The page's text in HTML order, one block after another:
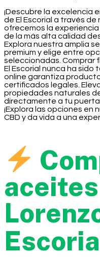
¡Descubre la excelencia
de El Escorial a través
ofrecemos la experiencia
de la más alta calidad
Explora nuestra amplia
premium y elige entre
seleccionadas. Comprar
El Escorial nunca ha
online garantiza
certificados legales.
propiedades naturales
directamente a tu puerta
¡Explora las opciones en
CBD y da vida a una